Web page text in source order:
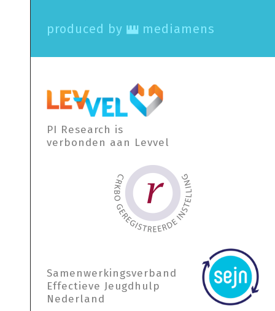
produced by mediamens
PI Research is
verbonden aan Levvel
Samen­werkings­verband
Effectieve Jeugdhulp
Nederland